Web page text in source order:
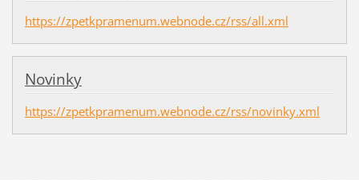
https://zpetkpramenum.webnode.cz/rss/all.xml
Novinky
https://zpetkpramenum.webnode.cz/rss/novinky.xml